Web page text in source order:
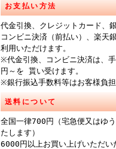
お支払い方法
代金引換、クレジットカード、
コンビニ決済（前払い）、楽天
利用いただけます。
※代金引換、コンビニ決済は、
円～を 貰い受けます。
※銀行振込手数料等はお客様負
送料について
全国一律700円（宅急便又はゆ
たします）
6000円以上お買い上げいただい